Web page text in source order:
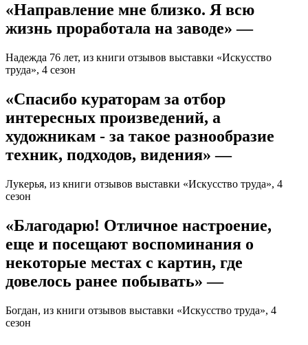
«Направление мне близко. Я всю
жизнь проработала на заводе» —
Надежда 76 лет, из книги отзывов выставки «Искусство
труда», 4 сезон
«Спасибо кураторам за отбор
интересных произведений, а
художникам - за такое разнообразие
техник, подходов, видения» —
Лукерья, из книги отзывов выставки «Искусство труда», 4
сезон
«Благодарю! Отличное настроение,
еще и посещают воспоминания о
некоторые местах с картин, где
довелось ранее побывать» —
Богдан, из книги отзывов выставки «Искусство труда», 4
сезон